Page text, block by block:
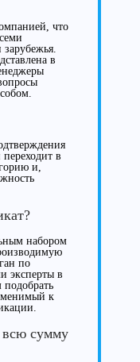
что
в
переходит в
и,
набором
по
эксперты в
подобрать
к
всю сумму